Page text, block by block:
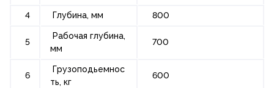
4 Глубина, мм 800
5
Рабочая глубина,
мм
700
6
Грузоподьемнос
ть, кг
600